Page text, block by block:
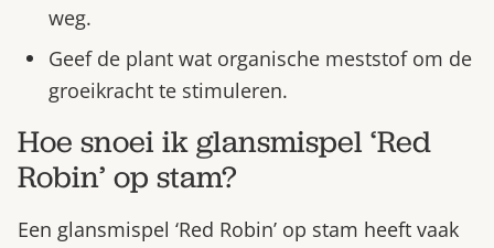
weg.
Geef de plant wat organische meststof om de
groeikracht te stimuleren.
Hoe snoei ik glansmispel ‘Red
Robin’ op stam?
Een glansmispel ‘Red Robin’ op stam heeft vaak